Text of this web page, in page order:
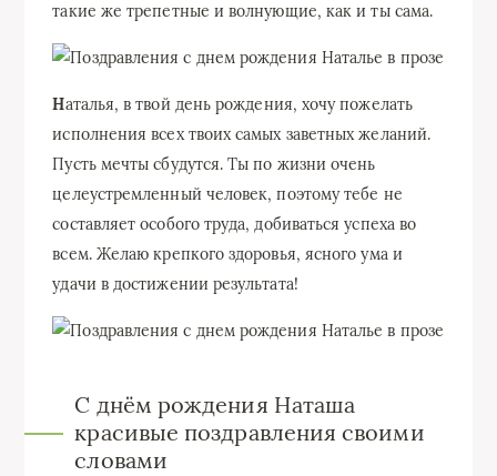
такие же трепетные и волнующие, как и ты сама.
Наталья, в твой день рождения, хочу пожелать
исполнения всех твоих самых заветных желаний.
Пусть мечты сбудутся. Ты по жизни очень
целеустремленный человек, поэтому тебе не
составляет особого труда, добиваться успеха во
всем. Желаю крепкого здоровья, ясного ума и
удачи в достижении результата!
С днём рождения Наташа
красивые поздравления своими
словами